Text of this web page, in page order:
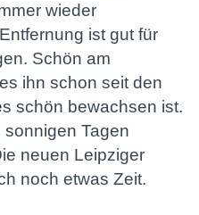
wieder
ist gut für
Schön am
ihn schon seit den
schön bewachsen ist.
Tagen
neuen Leipziger
noch etwas Zeit.